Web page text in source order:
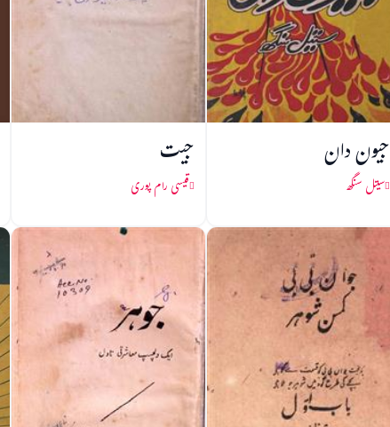
جیون دان
سیتل سنگھ
جیت
قیسی رام پوری